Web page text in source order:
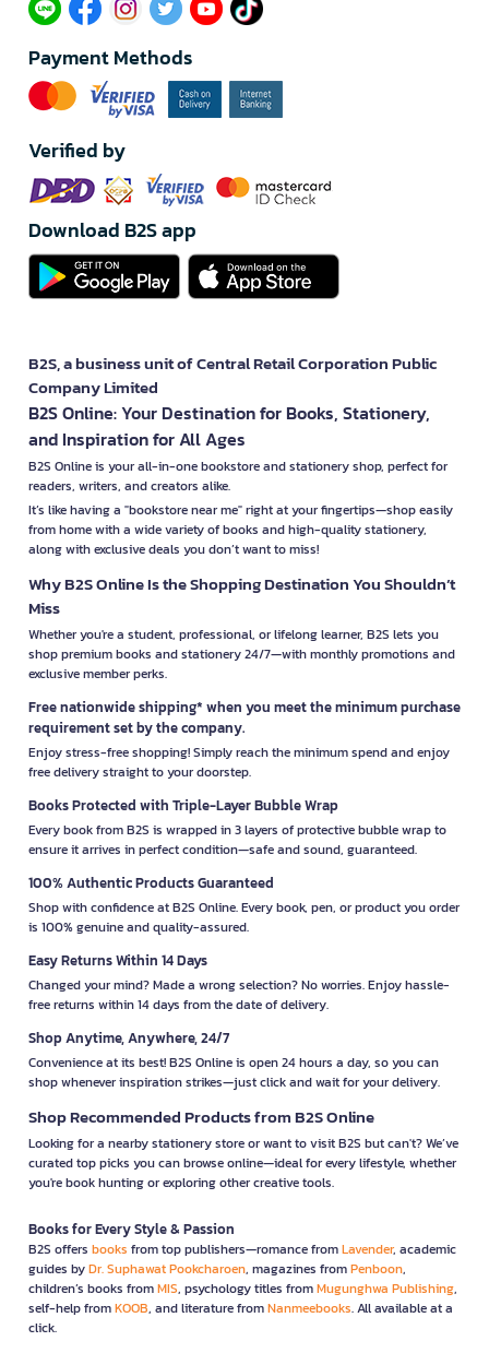
Payment Methods
Verified by
Download B2S app
B2S, a business unit of Central Retail Corporation Public
Company Limited
B2S Online: Your Destination for Books, Stationery,
and Inspiration for All Ages
B2S Online is your all-in-one bookstore and stationery shop, perfect for
readers, writers, and creators alike.
It’s like having a "bookstore near me" right at your fingertips—shop easily
from home with a wide variety of books and high-quality stationery,
along with exclusive deals you don’t want to miss!
Why B2S Online Is the Shopping Destination You Shouldn’t
Miss
Whether you're a student, professional, or lifelong learner, B2S lets you
shop premium books and stationery 24/7—with monthly promotions and
exclusive member perks.
Free nationwide shipping* when you meet the minimum purchase
requirement set by the company.
Enjoy stress-free shopping! Simply reach the minimum spend and enjoy
free delivery straight to your doorstep.
Books Protected with Triple-Layer Bubble Wrap
Every book from B2S is wrapped in 3 layers of protective bubble wrap to
ensure it arrives in perfect condition—safe and sound, guaranteed.
100% Authentic Products Guaranteed
Shop with confidence at B2S Online. Every book, pen, or product you order
is 100% genuine and quality-assured.
Easy Returns Within 14 Days
Changed your mind? Made a wrong selection? No worries. Enjoy hassle-
free returns within 14 days from the date of delivery.
Shop Anytime, Anywhere, 24/7
Convenience at its best! B2S Online is open 24 hours a day, so you can
shop whenever inspiration strikes—just click and wait for your delivery.
Shop Recommended Products from B2S Online
Looking for a nearby stationery store or want to visit B2S but can't? We’ve
curated top picks you can browse online—ideal for every lifestyle, whether
you're book hunting or exploring other creative tools.
Books for Every Style & Passion
B2S offers books from top publishers—romance fromLavender, academic
guides byDr. Suphawat Pookcharoen, magazines fromPenboon,
children’s books fromMIS, psychology titles fromMugunghwa Publishing,
self-help fromKOOB, and literature fromNanmeebooks. All available at a
click.